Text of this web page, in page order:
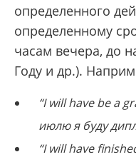
определенного
определенному
часам вечера, до
Году и др.).
“I will have be a
июлю я буду
“I will have